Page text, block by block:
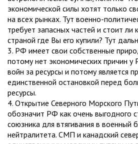
экономической силы хотят только
на всех рынках. Тут военно-
требует запасных частей и стоит ли
страной где Вы его купили? Тут
3. РФ имеет свои собственные
потому нет экономических причин у
войн за ресурсы и потому является
единственной остановкой перед
ресурсы.
4. Открытие Северного Морского
обозначит РФ как очень выгодного
союзника для втягивания в военный
нейтралитета. СМП и канадский